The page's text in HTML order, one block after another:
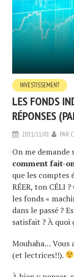
INVESTISSEMENT
LES FONDS
RÉPONSES
2011/11/01 PAR
On me demande
comment fait-
que les comptes
RÉER, ton CÉLI
les fonds «
dans le passé ?
satisfait ? À quoi
Mouhaha… Vous
(et lectrices!!).